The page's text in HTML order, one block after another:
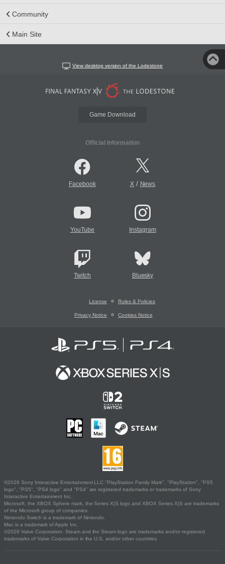
Community
Main Site
View desktop version of the Lodestone
Game Download
Official Information
Facebook X/ News
YouTube Instagram
Twitch Bluesky
License Rules & Policies
Privacy Notice Cookies Notice
©2026 Sony Interactive Entertainment LLC."PlayStation Family Mark", "PlayStation", "PS5
logo", "PS5", "PS4 logo" and "PS4" are registered trademarks or trademarks of Sony
Interactive Entertainment Inc.
Microsoft, the XBOX Sphere mark, the Series X|S logo and XBOX Series X|S are trademarks
of the Microsoft group of companies.
Nintendo Switch is a trademark of Nintendo.
Mac is a trademark of Apple Inc.
©2026 Valve Corporation. Steam and the Steam logo are trademarks and/or registered
trademarks of Valve Corporation in the U.S. and/or other countries.